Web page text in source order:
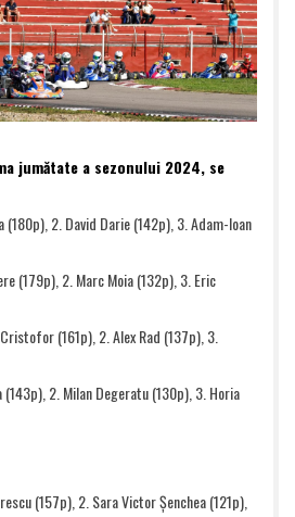
jumătate a sezonului 2024, se
(180p), 2. David Darie (142p), 3. Adam-Ioan
(179p), 2. Marc Moia (132p), 3. Eric
(161p), 2. Alex Rad (137p), 3.
(143p), 2. Milan Degeratu (130p), 3. Horia
(157p), 2. Sara Victor Șenchea (121p),